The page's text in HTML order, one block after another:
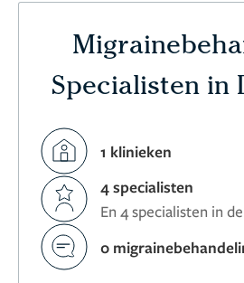
Specialisten in
1 klinieken
4 specialisten
En 4 specialisten in
0